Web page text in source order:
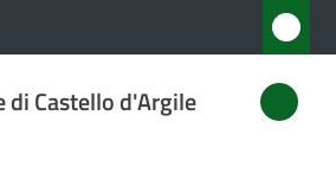
di Castello d'Argile